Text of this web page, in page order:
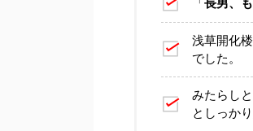
浅草開化
でした。
みたらし
としっか